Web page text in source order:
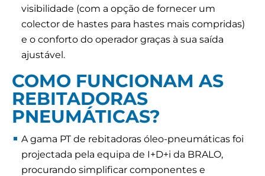
visibilidade (com a opção de fornecer um
colector de hastes para hastes mais compridas)
e o conforto do operador graças à sua saída
ajustável.
COMO FUNCIONAM AS
REBITADORAS
PNEUMÁTICAS?
A gama PT de rebitadoras óleo-pneumáticas foi
projectada pela equipa de I+D+i da BRALO,
procurando simplificar componentes e